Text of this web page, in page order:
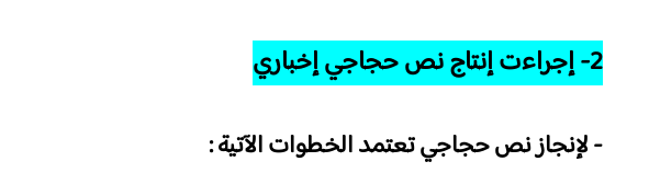
2- إجراءت إنتاج نص حجاجي إخباري
- لإنجاز نص حجاجي تعتمد الخطوات الآتية :